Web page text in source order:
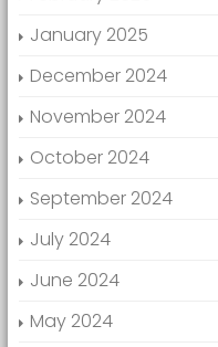
January 2025
December 2024
November 2024
October 2024
September 2024
July 2024
June 2024
May 2024